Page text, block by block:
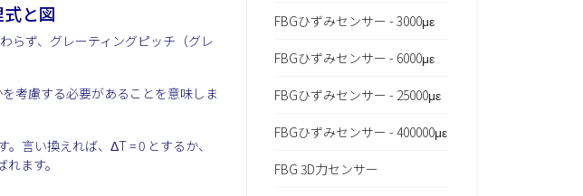
と図
らず、グレーティングピッチ（グレ
考慮する必要があることを意味しま
言い換えれば、ΔT = 0 とするか、
ます。
FBGひずみセンサー - 3000με
FBGひずみセンサー - 6000με
FBGひずみセンサー - 25000με
FBGひずみセンサー - 400000με
FBG 3D力センサー